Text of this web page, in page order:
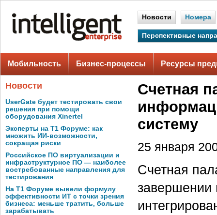
Новости Номера
Перспективные
Мобильность Бизнес-процессы Ресурсы
Новости
UserGate будет тестировать свои
решения при помощи
оборудования Xinertel
Эксперты на Т1 Форуме: как
множить ИИ-возможности,
сокращая риски
Российское ПО виртуализации и
инфраструктурное ПО — наиболее
востребованные направления для
тестирования
На Т1 Форуме вывели формулу
эффективности ИТ с точки зрения
бизнеса: меньше тратить, больше
зарабатывать
Счетная
систему
25 января
Счетная
завершении